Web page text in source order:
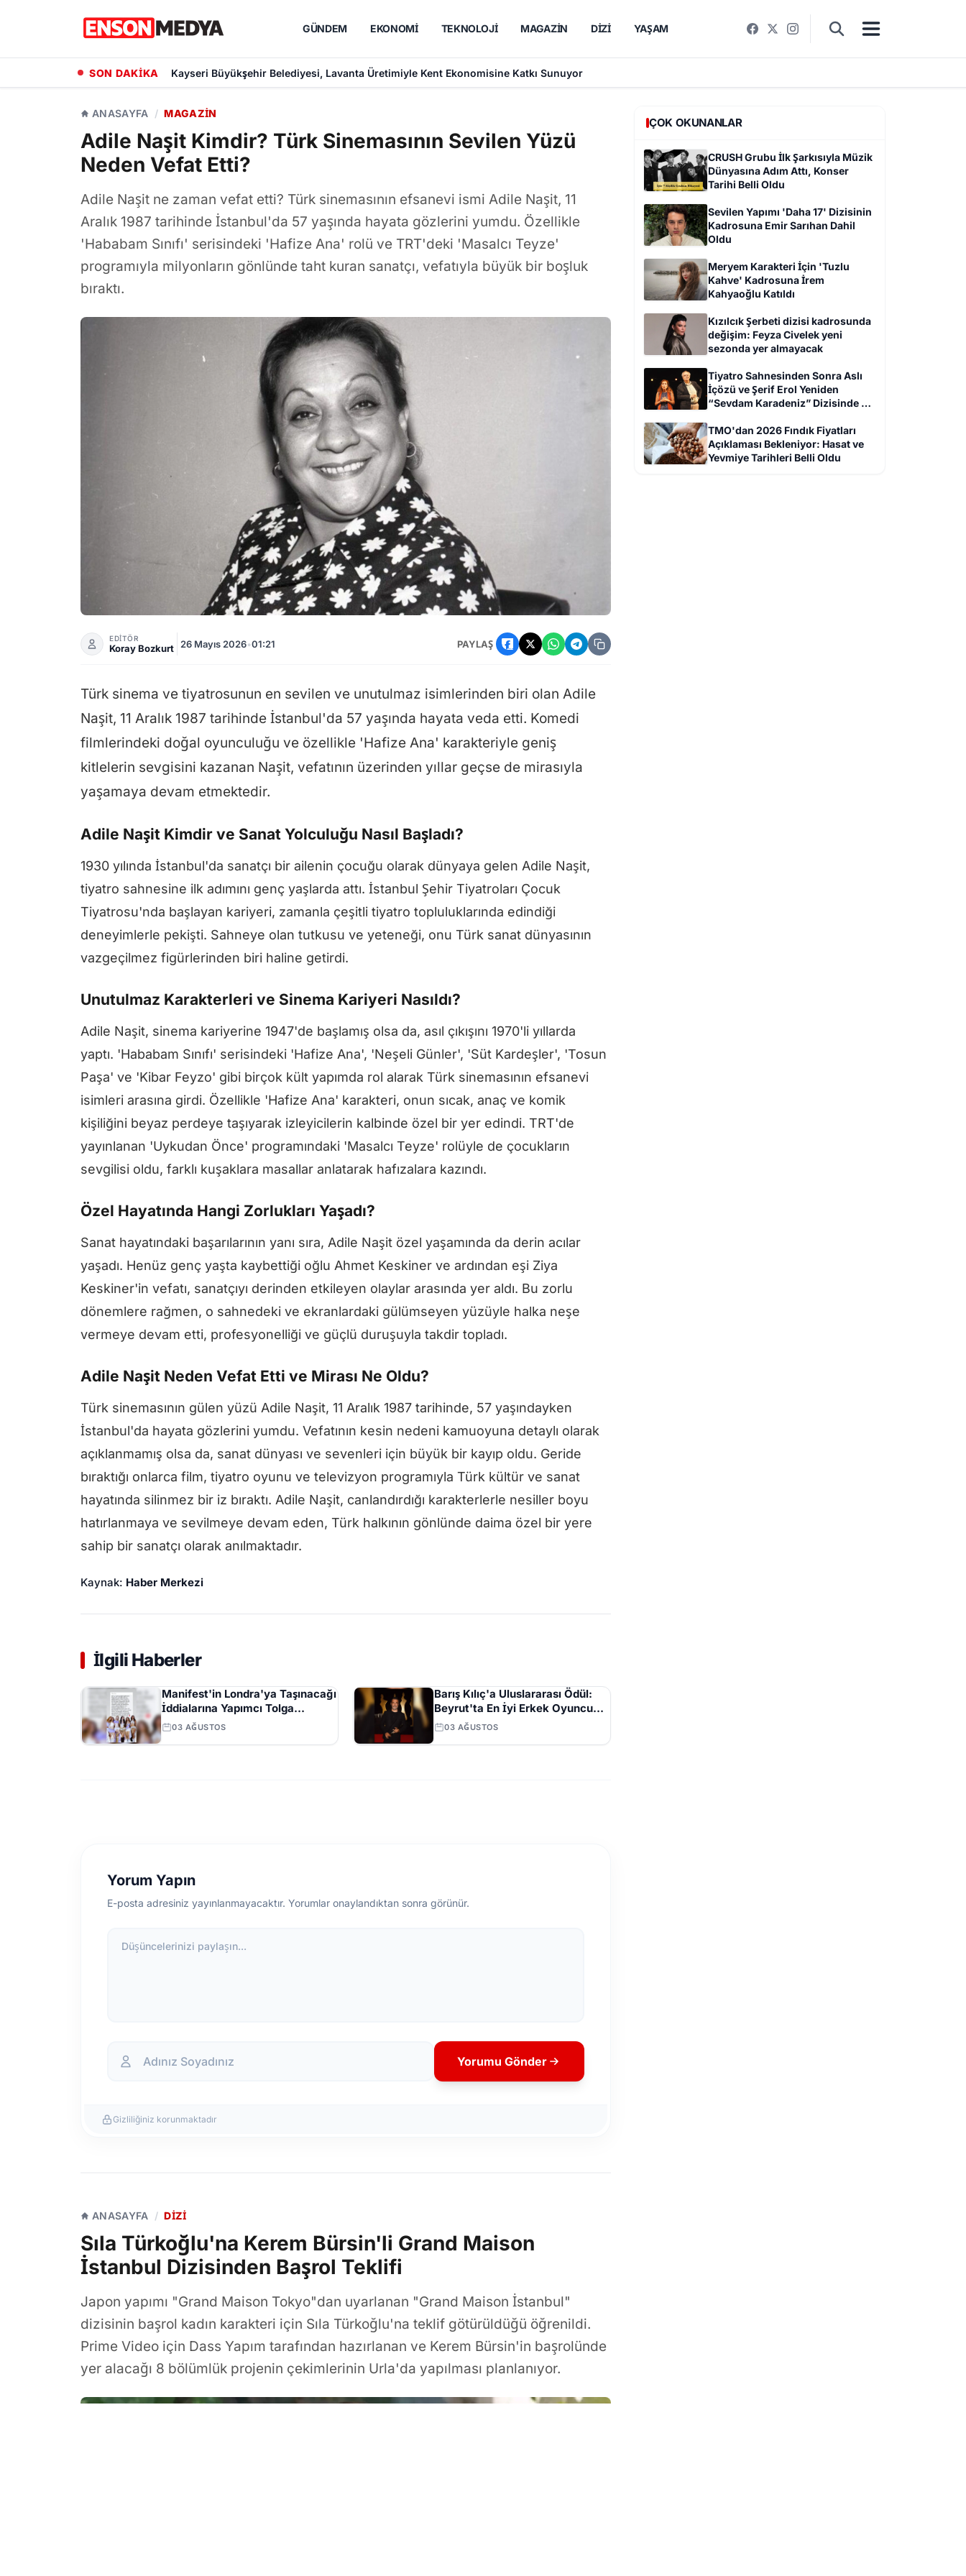
GÜNDEM EKONOMI TEKNOLOJI MAGAZIN DIZI YAŞAM
SON DAKİKA Kayseri Büyükşehir Belediyesi, Lavanta Üretimiyle Kent Ekonomisine Katkı Sunuyor
ANASAYFA / MAGAZIN
Adile Naşit Kimdir? Türk Sinemasının Sevilen Yüzü
Neden Vefat Etti?
Adile Naşit ne zaman vefat etti? Türk sinemasının efsanevi ismi Adile Naşit, 11
Aralık 1987 tarihinde İstanbul'da 57 yaşında hayata gözlerini yumdu. Özellikle
'Hababam Sınıfı' serisindeki 'Hafize Ana' rolü ve TRT'deki 'Masalcı Teyze'
programıyla milyonların gönlünde taht kuran sanatçı, vefatıyla büyük bir boşluk
bıraktı.
EDİTÖR
Koray Bozkurt 26 Mayıs 2026•01:21 PAYLAŞ
Türk sinema ve tiyatrosunun en sevilen ve unutulmaz isimlerinden biri olan Adile
Naşit, 11 Aralık 1987 tarihinde İstanbul'da 57 yaşında hayata veda etti. Komedi
filmlerindeki doğal oyunculuğu ve özellikle 'Hafize Ana' karakteriyle geniş
kitlelerin sevgisini kazanan Naşit, vefatının üzerinden yıllar geçse de mirasıyla
yaşamaya devam etmektedir.
Adile Naşit Kimdir ve Sanat Yolculuğu Nasıl Başladı?
1930 yılında İstanbul'da sanatçı bir ailenin çocuğu olarak dünyaya gelen Adile Naşit,
tiyatro sahnesine ilk adımını genç yaşlarda attı. İstanbul Şehir Tiyatroları Çocuk
Tiyatrosu'nda başlayan kariyeri, zamanla çeşitli tiyatro topluluklarında edindiği
deneyimlerle pekişti. Sahneye olan tutkusu ve yeteneği, onu Türk sanat dünyasının
vazgeçilmez figürlerinden biri haline getirdi.
Unutulmaz Karakterleri ve Sinema Kariyeri Nasıldı?
Adile Naşit, sinema kariyerine 1947'de başlamış olsa da, asıl çıkışını 1970'li yıllarda
yaptı. 'Hababam Sınıfı' serisindeki 'Hafize Ana', 'Neşeli Günler', 'Süt Kardeşler', 'Tosun
Paşa' ve 'Kibar Feyzo' gibi birçok kült yapımda rol alarak Türk sinemasının efsanevi
isimleri arasına girdi. Özellikle 'Hafize Ana' karakteri, onun sıcak, anaç ve komik
kişiliğini beyaz perdeye taşıyarak izleyicilerin kalbinde özel bir yer edindi. TRT'de
yayınlanan 'Uykudan Önce' programındaki 'Masalcı Teyze' rolüyle de çocukların
sevgilisi oldu, farklı kuşaklara masallar anlatarak hafızalara kazındı.
Özel Hayatında Hangi Zorlukları Yaşadı?
Sanat hayatındaki başarılarının yanı sıra, Adile Naşit özel yaşamında da derin acılar
yaşadı. Henüz genç yaşta kaybettiği oğlu Ahmet Keskiner ve ardından eşi Ziya
Keskiner'in vefatı, sanatçıyı derinden etkileyen olaylar arasında yer aldı. Bu zorlu
dönemlere rağmen, o sahnedeki ve ekranlardaki gülümseyen yüzüyle halka neşe
vermeye devam etti, profesyonelliği ve güçlü duruşuyla takdir topladı.
Adile Naşit Neden Vefat Etti ve Mirası Ne Oldu?
Türk sinemasının gülen yüzü Adile Naşit, 11 Aralık 1987 tarihinde, 57 yaşındayken
İstanbul'da hayata gözlerini yumdu. Vefatının kesin nedeni kamuoyuna detaylı olarak
açıklanmamış olsa da, sanat dünyası ve sevenleri için büyük bir kayıp oldu. Geride
bıraktığı onlarca film, tiyatro oyunu ve televizyon programıyla Türk kültür ve sanat
hayatında silinmez bir iz bıraktı. Adile Naşit, canlandırdığı karakterlerle nesiller boyu
hatırlanmaya ve sevilmeye devam eden, Türk halkının gönlünde daima özel bir yere
sahip bir sanatçı olarak anılmaktadır.
Kaynak: Haber Merkezi
İlgili Haberler
Manifest'in Londra'ya Taşınacağı
İddialarına Yapımcı Tolga
Akış'tan Açıklama
03 AĞUSTOS
Barış Kılıç'a Uluslararası Ödül:
Beyrut'ta En İyi Erkek Oyuncu
Seçildi
03 AĞUSTOS
Yorum Yapın
E-posta adresiniz yayınlanmayacaktır. Yorumlar onaylandıktan sonra görünür.
Düşüncelerinizi paylaşın...
Yorumu Gönder
Gizliliğiniz korunmaktadır
ANASAYFA / DIZI
Sıla Türkoğlu'na Kerem Bürsin'li Grand Maison
İstanbul Dizisinden Başrol Teklifi
Japon yapımı "Grand Maison Tokyo"dan uyarlanan "Grand Maison İstanbul"
dizisinin başrol kadın karakteri için Sıla Türkoğlu'na teklif götürüldüğü öğrenildi.
Prime Video için Dass Yapım tarafından hazırlanan ve Kerem Bürsin'in başrolünde
yer alacağı 8 bölümlük projenin çekimlerinin Urla'da yapılması planlanıyor.
ÇOK OKUNANLAR
CRUSH Grubu İlk Şarkısıyla Müzik
Dünyasına Adım Attı, Konser
Tarihi Belli Oldu
Sevilen Yapımı 'Daha 17' Dizisinin
Kadrosuna Emir Sarıhan Dahil
Oldu
Meryem Karakteri İçin 'Tuzlu
Kahve' Kadrosuna İrem
Kahyaoğlu Katıldı
Kızılcık Şerbeti dizisi kadrosunda
değişim: Feyza Civelek yeni
sezonda yer almayacak
Tiyatro Sahnesinden Sonra Aslı
İçözü ve Şerif Erol Yeniden
“Sevdam Karadeniz” Dizisinde Bir
TMO'dan 2026 Fındık Fiyatları
Açıklaması Bekleniyor: Hasat ve
Yevmiye Tarihleri Belli Oldu